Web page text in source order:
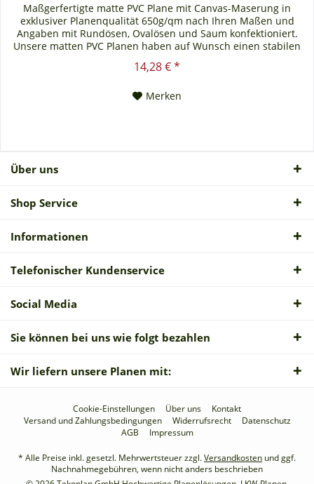
Maßgerfertigte matte PVC Plane mit Canvas-Maserung in
exklusiver Planenqualität 650g/qm nach Ihren Maßen und
Angaben mit Rundösen, Ovalösen und Saum konfektioniert.
Unsere matten PVC Planen haben auf Wunsch einen stabilen
rundum verschweißten Saum in der Farbe der Plane, dieser ist
ca. 7cm breit. Jede matte PVC Plane lässt sich bei uns mit
14,28 € *
Merken
Über uns
Shop Service
Informationen
Telefonischer Kundenservice
Social Media
Sie können bei uns wie folgt bezahlen
Wir liefern unsere Planen mit:
Cookie-Einstellungen Über uns
Kontakt
Versand und Zahlungsbedingungen
Widerrufsrecht
Datenschutz
AGB
Impressum
* Alle Preise inkl. gesetzl. Mehrwertsteuer zzgl.Versandkosten und ggf.
Nachnahmegebühren, wenn nicht anders beschrieben